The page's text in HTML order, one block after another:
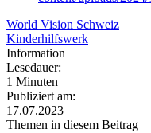
World Vision Schweiz
Kinderhilfswerk
Information
Lesedauer:
1 Minuten
Publiziert am:
17.07.2023
Themen in diesem Beitrag